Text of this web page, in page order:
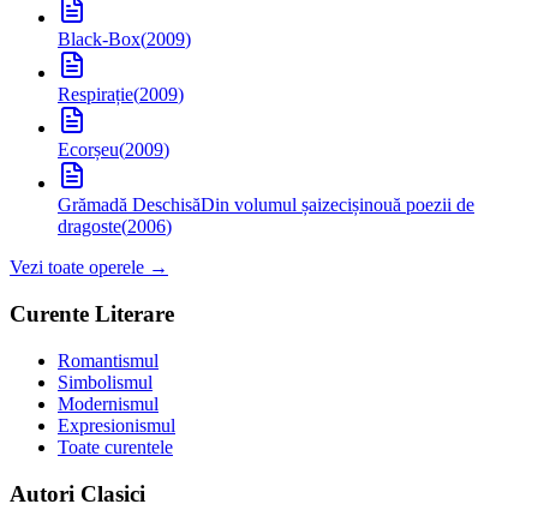
Black-Box(2009)
Respirație(2009)
Ecorșeu(2009)
Grămadă DeschisăDin volumul șaizecișinouă poezii de
dragoste(2006)
Vezi toate operele →
Curente Literare
Romantismul
Simbolismul
Modernismul
Expresionismul
Toate curentele
Autori Clasici